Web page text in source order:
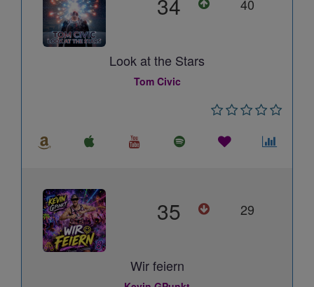
40
Look at the Stars
Tom Civic
35 29
Wir feiern